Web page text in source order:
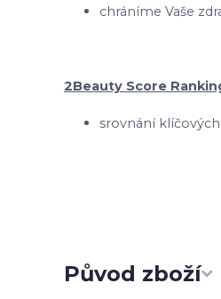
chráníme Vaše
2Beauty Score
srovnání
Původ zboží